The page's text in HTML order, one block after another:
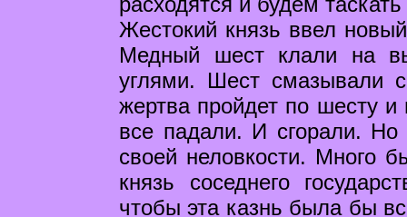
Жестокий князь ввел
Медный шест клали на
углями. Шест смазывали
жертва пройдет по шесту
все падали. И сгорали.
своей неловкости. Много
князь соседнего
чтобы эта казнь была бы